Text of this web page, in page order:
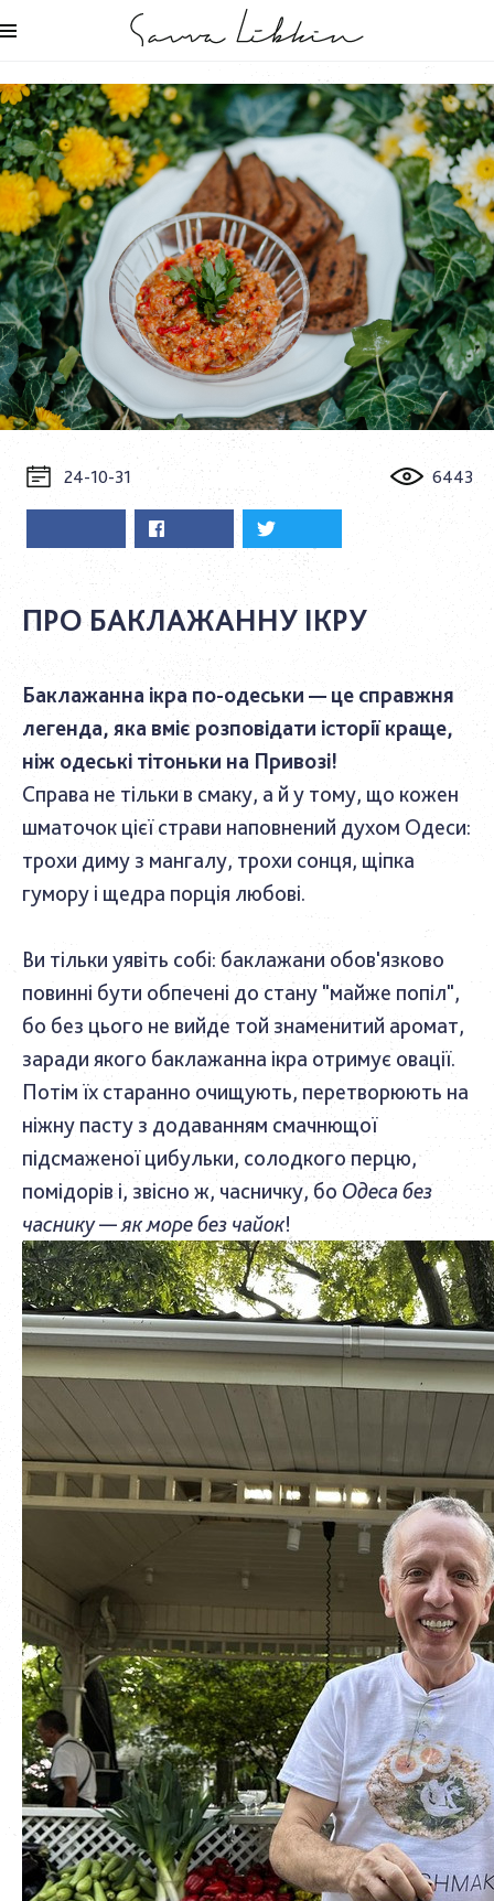
24-10-31 6443
ПРО БАКЛАЖАННУ ІКРУ
Баклажанна ікра по-одеськи — це справжня
легенда, яка вміє розповідати історії краще,
ніж одеські тітоньки на Привозі!
Справа не тільки в смаку, а й у тому, що кожен
шматочок цієї страви наповнений духом Одеси:
трохи диму з мангалу, трохи сонця, щіпка
гумору і щедра порція любові.
Ви тільки уявіть собі: баклажани обов'язково
повинні бути обпечені до стану "майже попіл",
бо без цього не вийде той знаменитий аромат,
заради якого баклажанна ікра отримує овації.
Потім їх старанно очищують, перетворюють на
ніжну пасту з додаванням смачнющої
підсмаженої цибульки, солодкого перцю,
помідорів і, звісно ж, часничку, бо Одеса без
часнику — як море без чайок!